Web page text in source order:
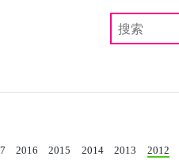
2016 2015 2014 2013 2012